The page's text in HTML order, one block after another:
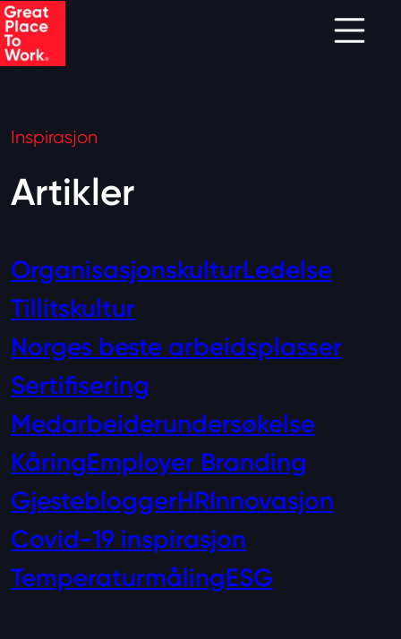
Skip to main content
Inspirasjon
Artikler
OrganisasjonskulturLedelse
Tillitskultur
Norges beste arbeidsplasser
Sertifisering
Medarbeiderundersøkelse
KåringEmployer Branding
GjestebloggerHRInnovasjon
Covid-19 inspirasjon
TemperaturmålingESG